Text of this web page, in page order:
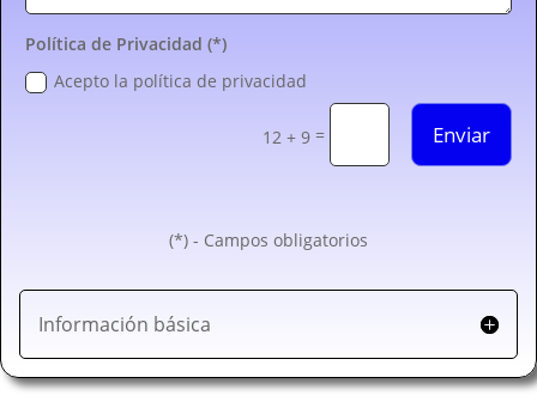
Política de Privacidad (*)
Acepto la política de privacidad
12 + 9 = Enviar
(*) - Campos obligatorios
Información básica